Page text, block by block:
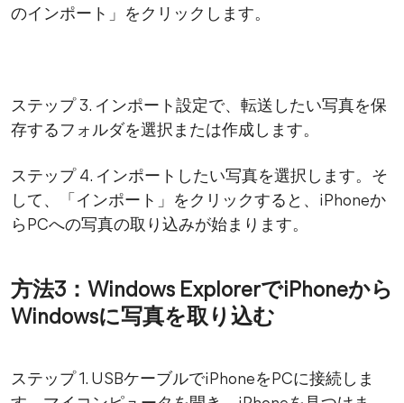
のインポート」をクリックします。
ステップ 3. インポート設定で、転送したい写真を保
存するフォルダを選択または作成します。
ステップ 4. インポートしたい写真を選択します。そ
して、「インポート」をクリックすると、iPhoneか
らPCへの写真の取り込みが始まります。
方法3：Windows ExplorerでiPhoneから
Windowsに写真を取り込む
ステップ 1. USBケーブルでiPhoneをPCに接続しま